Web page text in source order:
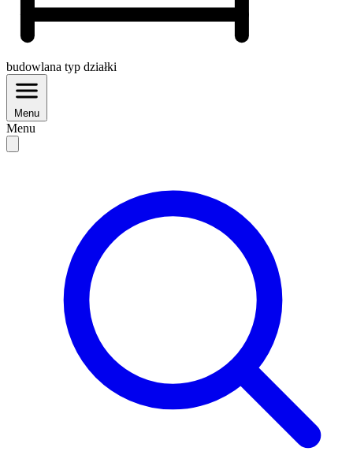
budowlana typ działki
Menu
Menu